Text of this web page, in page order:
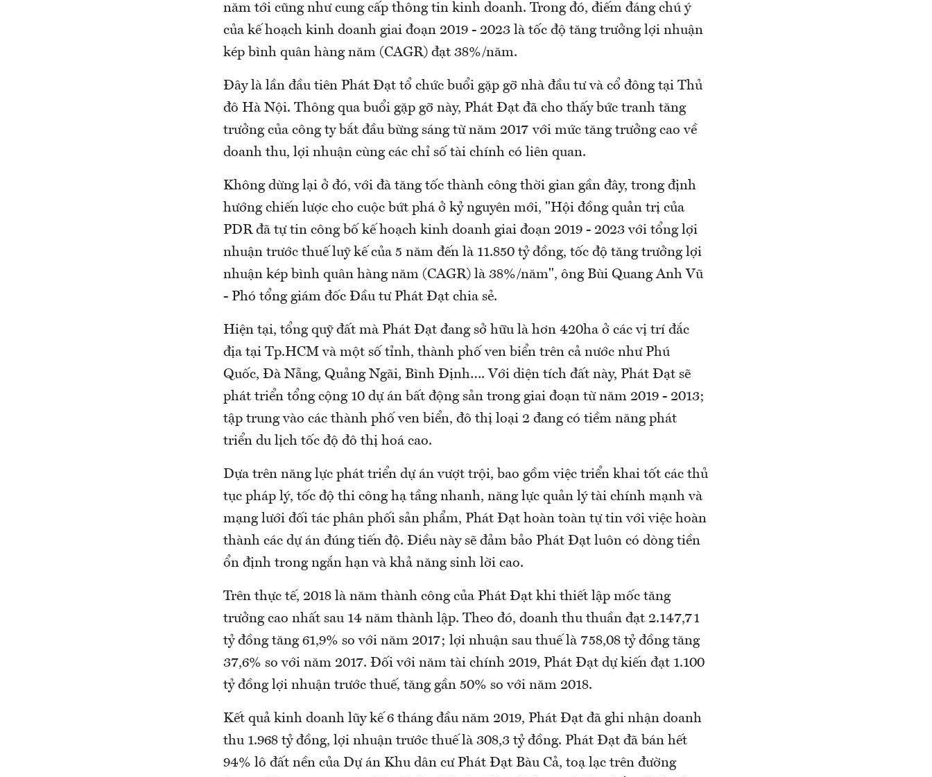
năm tới cũng như cung cấp thông tin kinh doanh. Trong đó, điếm đáng chú ý
của kế hoạch kinh doanh giai đoạn 2019 - 2023 là tốc độ tăng trưởng lợi nhuận
kép bình quân hàng năm (CAGR) đạt 38%/năm.
Đây là lần đầu tiên Phát Đạt tổ chức buổi gặp gỡ nhà đầu tư và cổ đông tại Thủ
đô Hà Nội. Thông qua buổi gặp gỡ này, Phát Đạt đã cho thấy bức tranh tăng
trưởng của công ty bắt đầu bừng sáng từ năm 2017 với mức tăng trưởng cao về
doanh thu, lợi nhuận cùng các chỉ số tài chính có liên quan.
Không dừng lại ở đó, với đà tăng tốc thành công thời gian gần đây, trong định
hướng chiến lược cho cuộc bứt phá ở kỷ nguyên mới, "Hội đồng quản trị của
PDR đã tự tin công bố kế hoạch kinh doanh giai đoạn 2019 - 2023 với tổng lợi
nhuận trước thuế luỹ kế của 5 năm đến là 11.850 tỷ đồng, tốc độ tăng trưởng lợi
nhuận kép bình quân hàng năm (CAGR) là 38%/năm", ông Bùi Quang Anh Vũ
- Phó tổng giám đốc Đầu tư Phát Đạt chia sẻ.
Hiện tại, tổng quỹ đất mà Phát Đạt đang sở hữu là hơn 420ha ở các vị trí đắc
địa tại Tp.HCM và một số tỉnh, thành phố ven biển trên cả nước như Phú
Quốc, Đà Nẵng, Quảng Ngãi, Bình Định…. Với diện tích đất này, Phát Đạt sẽ
phát triển tổng cộng 10 dự án bất động sản trong giai đoạn từ năm 2019 - 2013;
tập trung vào các thành phố ven biển, đô thị loại 2 đang có tiềm năng phát
triển du lịch tốc độ đô thị hoá cao.
Dựa trên năng lực phát triển dự án vượt trội, bao gồm việc triển khai tốt các thủ
tục pháp lý, tốc độ thi công hạ tầng nhanh, năng lực quản lý tài chính mạnh và
mạng lưới đối tác phân phối sản phẩm, Phát Đạt hoàn toàn tự tin với việc hoàn
thành các dự án đúng tiến độ. Điều này sẽ đảm bảo Phát Đạt luôn có dòng tiền
ổn định trong ngắn hạn và khả năng sinh lời cao.
Trên thực tế, 2018 là năm thành công của Phát Đạt khi thiết lập mốc tăng
trưởng cao nhất sau 14 năm thành lập. Theo đó, doanh thu thuần đạt 2.147,71
tỷ đồng tăng 61,9% so với năm 2017; lợi nhuận sau thuế là 758,08 tỷ đồng tăng
37,6% so với năm 2017. Đối với năm tài chính 2019, Phát Đạt dự kiến đạt 1.100
tỷ đồng lợi nhuận trước thuế, tăng gần 50% so với năm 2018.
Kết quả kinh doanh lũy kế 6 tháng đầu năm 2019, Phát Đạt đã ghi nhận doanh
thu 1.968 tỷ đồng, lợi nhuận trước thuế là 308,3 tỷ đồng. Phát Đạt đã bán hết
94% lô đất nền của Dự án Khu dân cư Phát Đạt Bàu Cả, toạ lạc trên đường